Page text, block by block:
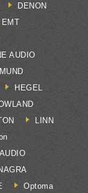
DENON
EMT
AUDIO
HEGEL
LINN
Optoma